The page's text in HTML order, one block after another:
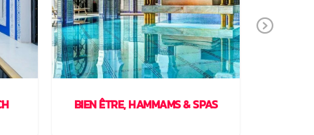
BIEN ÊTRE, HAMMAMS & SPAS